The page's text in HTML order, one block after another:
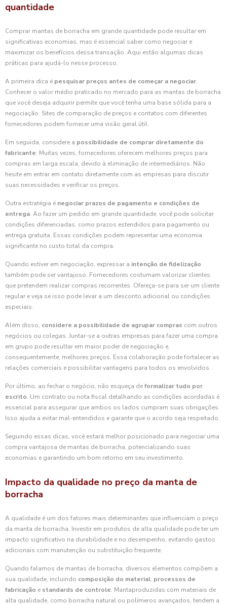
quantidade
Comprar mantas de borracha em grande quantidade pode resultar em
significativas economias, mas é essencial saber como negociar e
maximizar os benefícios dessa transação. Aqui estão algumas dicas
práticas para ajudá-lo nesse processo.
A primeira dica é pesquisar preços antes de começar a negociar.
Conhecer o valor médio praticado no mercado para as mantas de borracha
que você deseja adquirir permite que você tenha uma base sólida para a
negociação. Sites de comparação de preços e contatos com diferentes
fornecedores podem fornecer uma visão geral útil.
Em seguida, considere a possibilidade de comprar diretamente do
fabricante. Muitas vezes, fornecedores oferecem melhores preços para
compras em larga escala, devido à eliminação de intermediários. Não
hesite em entrar em contato diretamente com as empresas para discutir
suas necessidades e verificar os preços.
Outra estratégia é negociar prazos de pagamento e condições de
entrega. Ao fazer um pedido em grande quantidade, você pode solicitar
condições diferenciadas, como prazos estendidos para pagamento ou
entrega gratuita. Essas condições podem representar uma economia
significante no custo total da compra.
Quando estiver em negociação, expressar a intenção de fidelização
também pode ser vantajoso. Fornecedores costumam valorizar clientes
que pretendem realizar compras recorrentes. Ofereça-se para ser um cliente
regular e veja se isso pode levar a um desconto adicional ou condições
especiais.
Além disso, considere a possibilidade de agrupar compras com outros
negócios ou colegas. Juntar-se a outras empresas para fazer uma compra
em grupo pode resultar em maior poder de negociação e,
consequentemente, melhores preços. Essa colaboração pode fortalecer as
relações comerciais e possibilitar vantagens para todos os envolvidos.
Por último, ao fechar o negócio, não esqueça deformalizar tudo por
escrito. Um contrato ou nota fiscal detalhando as condições acordadas é
essencial para assegurar que ambos os lados cumpram suas obrigações.
Isso ajuda a evitar mal-entendidos e garante que o acordo seja respeitado.
Seguindo essas dicas, você estará melhor posicionado para negociar uma
compra vantajosa de mantas de borracha, potencializando suas
economias e garantindo um bom retorno em seu investimento.
Impacto da qualidade no preço da manta de
borracha
A qualidade é um dos fatores mais determinantes que influenciam o preço
da manta de borracha. Investir em produtos de alta qualidade pode ter um
impacto significativo na durabilidade e no desempenho, evitando gastos
adicionais com manutenção ou substituição frequente.
Quando falamos de mantas de borracha, diversos elementos compõem a
sua qualidade, incluindo composição do material, processos de
fabricação e standards de controle. Mantaproduzidas com materiais de
alta qualidade, como borracha natural ou polímeros avançados, tendem a